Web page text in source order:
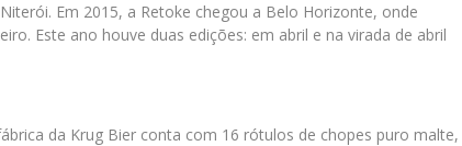
Em 2015, a Retoke chegou a Belo Horizonte, onde
Este ano houve duas edições: em abril e na virada de abril
da Krug Bier conta com 16 rótulos de chopes puro malte,